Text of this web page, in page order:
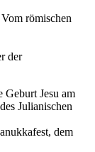
römischen
der
Geburt Jesu am
Julianischen
dem